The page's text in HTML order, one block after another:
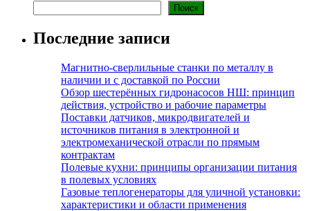
Поиск
Последние записи
Магнитно-сверлильные станки по металлу в
наличии и с доставкой по России
Обзор шестерённых гидронасосов НШ: принцип
действия, устройство и рабочие параметры
Поставки датчиков, микродвигателей и
источников питания в электронной и
электромеханической отрасли по прямым
контрактам
Полевые кухни: принципы организации питания
в полевых условиях
Газовые теплогенераторы для уличной установки:
характеристики и области применения